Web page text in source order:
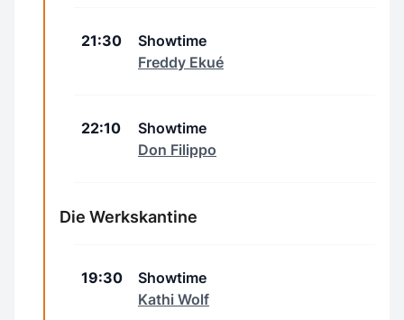
21:30
Showtime
Freddy Ekué
22:10
Showtime
Don Filippo
Die Werkskantine
19:30
Showtime
Kathi Wolf